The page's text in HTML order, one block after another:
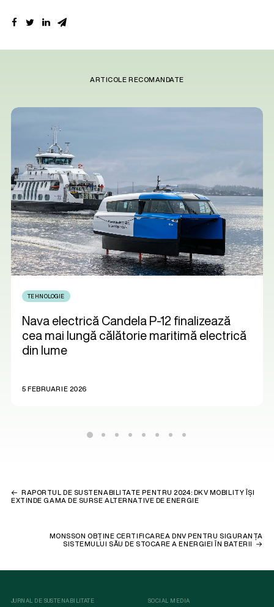
ARTICOLE RECOMANDATE
TEHNOLOGIE
Nava electrică Candela P-12 finalizează
cea mai lungă călătorie maritimă electrică
din lume
5 FEBRUARIE 2026
RAPORTUL DE SUSTENABILITATE PENTRU 2024: DKV MOBILITY ÎȘI
EXTINDE GAMA DE SURSE ALTERNATIVE DE ENERGIE
MONSSON OBȚINE CERTIFICAREA DNV PENTRU SIGURANȚA
SISTEMULUI SĂU DE STOCARE A ENERGIEI ÎN BATERII
JURNAL DE SUSTENABILITATE SOCIAL MEDIA